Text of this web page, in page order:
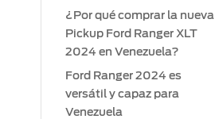
¿Por qué comprar la nueva
Pickup Ford Ranger XLT
2024 en Venezuela?
Ford Ranger 2024 es
versátil y capaz para
Venezuela